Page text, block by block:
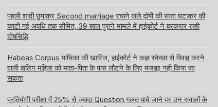
पहली शादी छुपाकर Second marriage रचाने वाले दोषी की सजा घटाकर की
काटी गई अवधि तक सीमित, 39 साल पुराने मामले में हाईकोर्ट ने बरकरार रखी
दोषसिद्धि
Habeas Corpus याचिका की खारिज, हाईकोर्ट ने कहा स्वेच्छा से विवाह करने
वाली बालिग महिला को माता-पिता के पास लौटने के लिए मजबूर नहीं किया जा
सकता
प्रतियोगी परीक्षा में 25% से ज्यादा Question गलत पाये जाने पर उन सवालों के